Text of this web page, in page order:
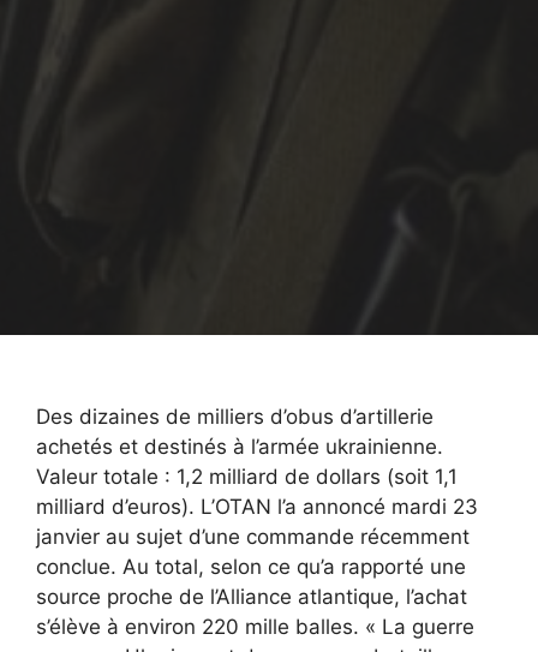
Des dizaines de milliers d’obus d’artillerie
achetés et destinés à l’armée ukrainienne.
Valeur totale : 1,2 milliard de dollars (soit 1,1
milliard d’euros). L’OTAN l’a annoncé mardi 23
janvier au sujet d’une commande récemment
conclue. Au total, selon ce qu’a rapporté une
source proche de l’Alliance atlantique, l’achat
s’élève à environ 220 mille balles. « La guerre